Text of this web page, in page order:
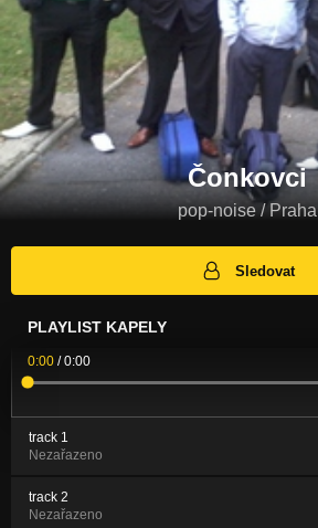
Čonkovci
pop-noise / Praha
Sledovat
PLAYLIST KAPELY
0:00 /0:00
track 1
Nezařazeno
track 2
Nezařazeno